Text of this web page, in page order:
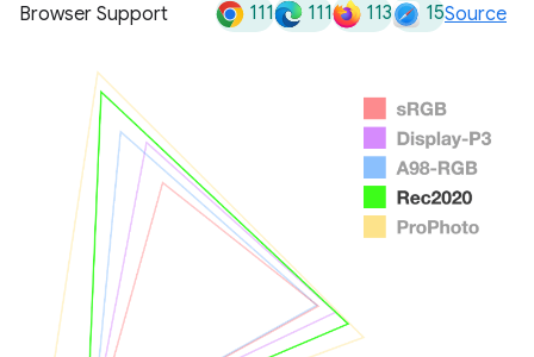
Browser Support 111 111 113 15Source